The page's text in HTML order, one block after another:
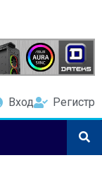
Вход Регистр